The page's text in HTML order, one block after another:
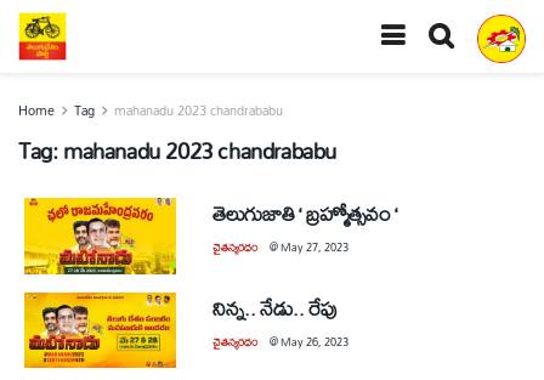
Home Tag mahanadu 2023 chandrababu
Tag:mahanadu 2023 chandrababu
తెలుగుజాతి ‘ బ్రహ్మోత్సవం ‘
చైతన్యరధం @May 27, 2023
నిన్న.. నేడు.. రేపు
చైతన్యరధం @May 26, 2023